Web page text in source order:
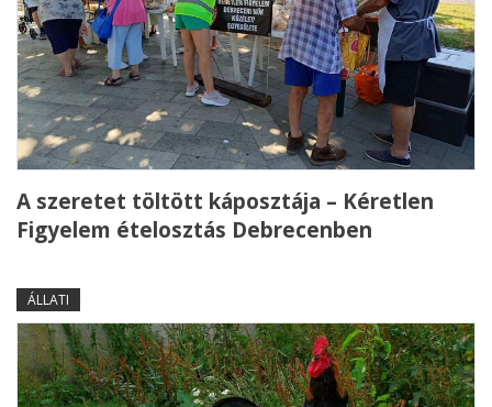
A szeretet töltött káposztája – Kéretlen
Figyelem ételosztás Debrecenben
ÁLLATI